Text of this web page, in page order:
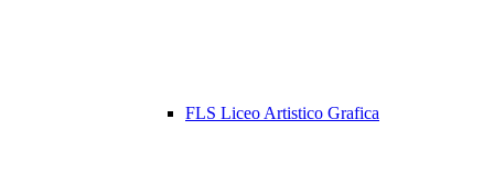
FLS Liceo Artistico Grafica